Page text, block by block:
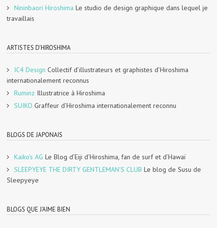
Nininbaori Hiroshima Le studio de design graphique dans lequel je
travaillais
ARTISTES D'HIROSHIMA
IC4 Design Collectif d’illustrateurs et graphistes d’Hiroshima
internationalement reconnus
Ruminz Illustratrice à Hiroshima
SUIKO Graffeur d’Hiroshima internationalement reconnu
BLOGS DE JAPONAIS
Kaiko's AG Le Blog d’Eiji d’Hiroshima, fan de surf et d’Hawaï
SLEEPYEYE THE DIRTY GENTLEMAN'S CLUB Le blog de Susu de
Sleepyeye
BLOGS QUE J'AIME BIEN